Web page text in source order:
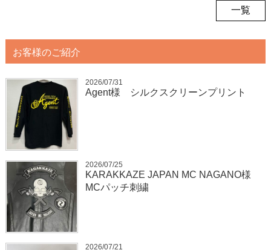
一覧
お客様のご紹介
2026/07/31
Agent様 シルクスクリーンプリント
2026/07/25
KARAKKAZE JAPAN MC NAGANO様
MCパッチ刺繍
2026/07/21